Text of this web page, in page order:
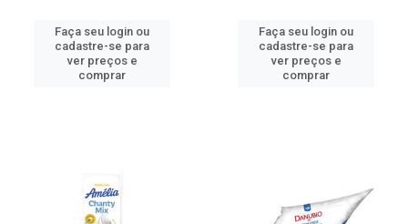
Faça seu login ou
cadastre-se para
ver preços e
comprar
Faça seu login ou
cadastre-se para
ver preços e
comprar